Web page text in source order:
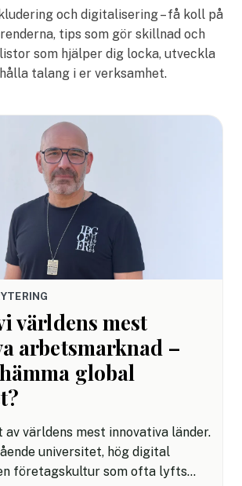
och digitalisering – få koll på
tips som gör skillnad och
som hjälper dig locka, utveckla
talang i er verksamhet.
världens mest
arbetsmarknad –
global
av världens mest innovativa länder.
universitet, hög digital
företagskultur som ofta lyfts